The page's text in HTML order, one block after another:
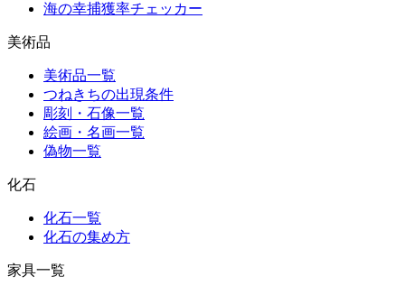
海の幸捕獲率チェッカー
美術品
美術品一覧
つねきちの出現条件
彫刻・石像一覧
絵画・名画一覧
偽物一覧
化石
化石一覧
化石の集め方
家具一覧